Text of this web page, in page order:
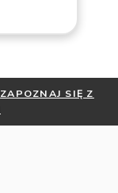
ZAPOZNAJ SIĘ Z